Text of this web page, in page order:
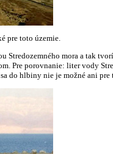
pre toto územie.
mora a tak
Pre porovnanie: liter vody
do hlbiny nie je možné ani